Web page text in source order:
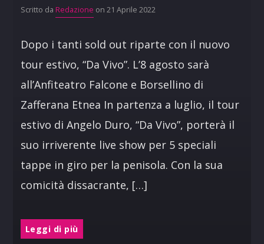
Scritto da Redazione on 21 Aprile 2022
Dopo i tanti sold out riparte con il nuovo
tour estivo, “Da Vivo”. L’8 agosto sarà
all’Anfiteatro Falcone e Borsellino di
Zafferana Etnea In partenza a luglio, il tour
estivo di Angelo Duro, “Da Vivo”, porterà il
suo irriverente live show per 5 speciali
tappe in giro per la penisola. Con la sua
comicità dissacrante, […]
Leggi di più